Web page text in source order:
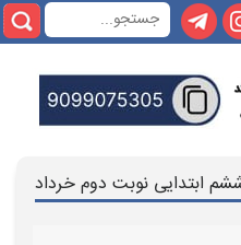
ابتدایی نوبت دوم خرداد